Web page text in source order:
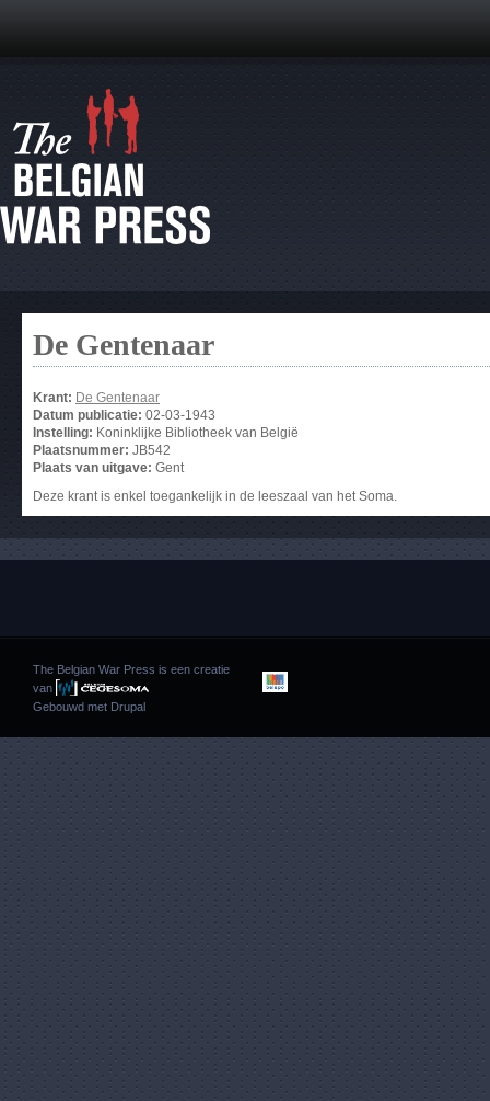
De Gentenaar
Krant: De Gentenaar
Datum publicatie: 02-03-1943
Instelling: Koninklijke Bibliotheek van België
Plaatsnummer: JB542
Plaats van uitgave: Gent
Deze krant is enkel toegankelijk in de leeszaal van het Soma.
The Belgian War Press is een creatie
van
Gebouwd met Drupal